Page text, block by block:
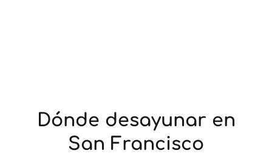
Dónde desayunar en
San Francisco